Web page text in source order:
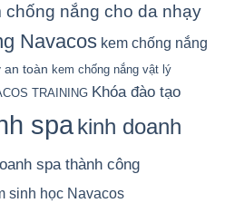
chống nắng cho da nhạy
Navacos kem chống nắng
an toàn kem chống nắng vật lý
TRAINING Khóa đào tạo
spakinh doanh
spa thành công
sinh học Navacos